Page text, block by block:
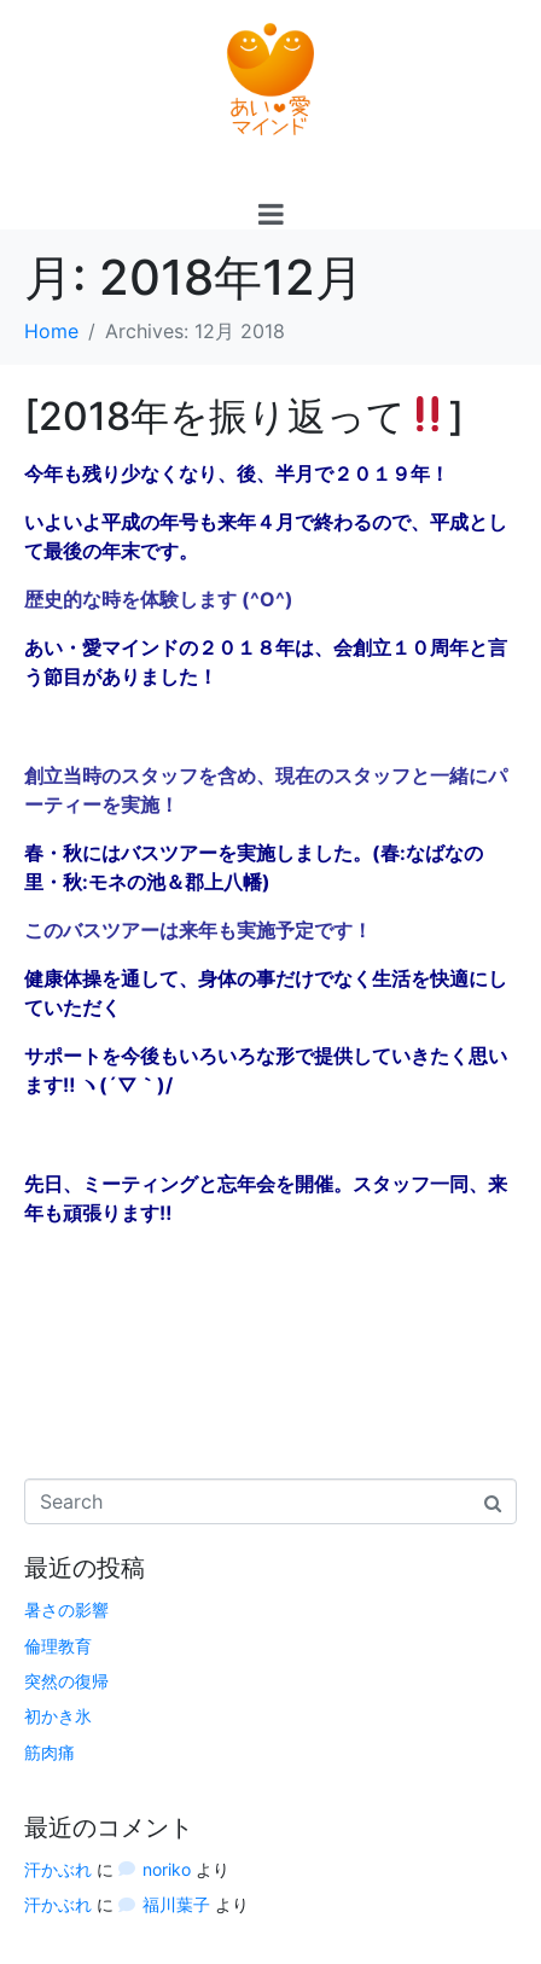
月: 2018年12月
Home Archives: 12月 2018
[2018年を振り返って ]
今年も残り少なくなり、後、半月で２０１９年 ！
いよいよ平成の年号も来年４月で終わるので、平成とし
て最後の年末です。
歴史的な時を体験します (^O^)
あい・愛マインドの２０１８年は、会創立１０周年と言
う節目がありました！
創立当時のスタッフを含め、現在のスタッフと一緒にパ
ーティーを実施！
春・秋にはバスツアーを実施しました。(春:なばなの
里・秋:モネの池＆郡上八幡)
このバスツアーは来年も実施予定です！
健康体操を通して、身体の事だけでなく生活を快適にし
ていただく
サポートを今後もいろいろな形で提供していきたく思い
ます‼︎ ヽ(´▽｀)/
先日、ミーティングと忘年会を開催。スタッフ一同、来
年も頑張ります‼︎
最近の投稿
暑さの影響
倫理教育
突然の復帰
初かき氷
筋肉痛
最近のコメント
汗かぶれ に norikoより
汗かぶれ に 福川葉子より